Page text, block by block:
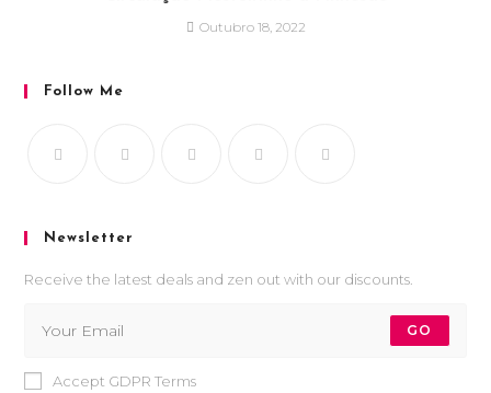
Outubro 18, 2022
Follow Me
Newsletter
Receive the latest deals and zen out with our discounts.
GO
Accept GDPR Terms